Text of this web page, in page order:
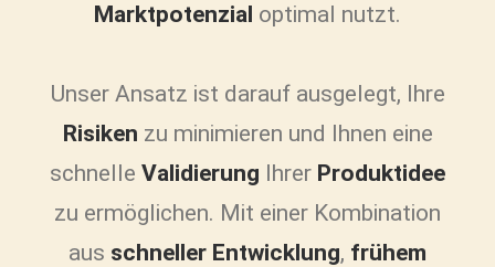
Marktpotenzial optimal nutzt.
Unser Ansatz ist darauf ausgelegt, Ihre
Risiken zu minimieren und Ihnen eine
schnelle Validierung Ihrer Produktidee
zu ermöglichen. Mit einer Kombination
aus schneller Entwicklung, frühem